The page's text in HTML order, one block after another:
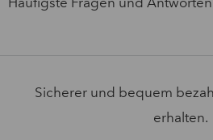
Sicherer und bequem
erhalten.